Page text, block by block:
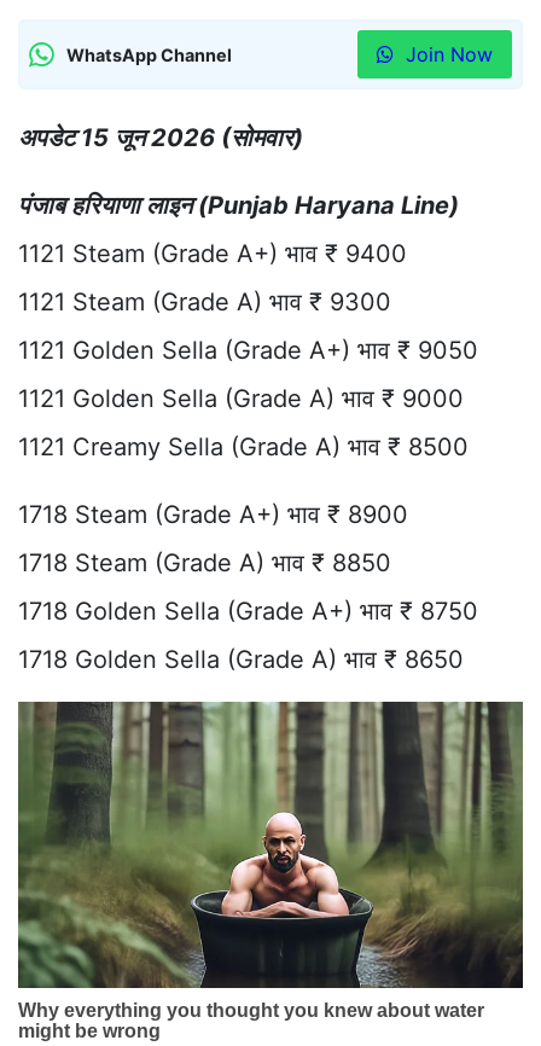
WhatsApp Channel Join Now
अपडेट 15 जून 2026 (सोमवार)
पंजाब हरियाणा लाइन (Punjab Haryana Line)
1121 Steam (Grade A+) भाव ₹ 9400
1121 Steam (Grade A) भाव ₹ 9300
1121 Golden Sella (Grade A+) भाव ₹ 9050
1121 Golden Sella (Grade A) भाव ₹ 9000
1121 Creamy Sella (Grade A) भाव ₹ 8500
1718 Steam (Grade A+) भाव ₹ 8900
1718 Steam (Grade A) भाव ₹ 8850
1718 Golden Sella (Grade A+) भाव ₹ 8750
1718 Golden Sella (Grade A) भाव ₹ 8650